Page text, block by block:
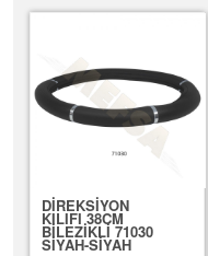
DİREKSİYON
KILIFI 38CM
BİLEZİKLİ 71030
SİYAH-SİYAH